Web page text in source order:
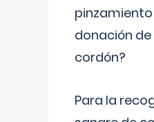
donación
cordón?
Para la